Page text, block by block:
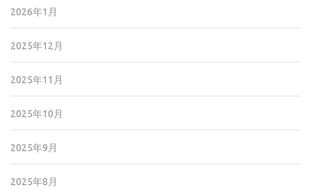
2026年1月
2025年12月
2025年11月
2025年10月
2025年9月
2025年8月